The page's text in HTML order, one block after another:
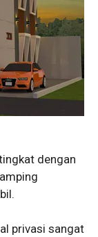
dengan
privasi sangat